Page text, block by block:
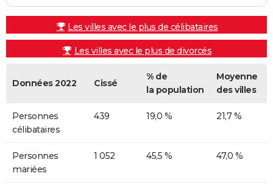
Les villes avec le plus de célibataires
Les villes avec le plus de divorcés
Données 2022 Cissé
% de
la population
Moyenne
des villes
Personnes
célibataires
439 19,0 % 21,7 %
Personnes
mariées
1 052 45,5 % 47,0 %